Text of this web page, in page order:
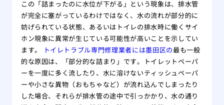
この「詰まったのに水位が下がる」という現象は、排水管
が完全に塞がっているわけではなく、水の流れが部分的に
妨げられている状態、あるいはトイレの排水時に働くサイ
ホン現象に異常が生じている可能性が高いことを示してい
ます。
トイレトラブル専門修理業者には墨田区の最も一般
的な原因は、「部分的な詰まり」です。トイレットペーパ
ーを一度に多く流したり、水に溶けないティッシュペーパ
ーや小さな異物（おもちゃなど）が流れ込んでしまったり
した場合、それらが排水管の途中で引っかかり、水の通り